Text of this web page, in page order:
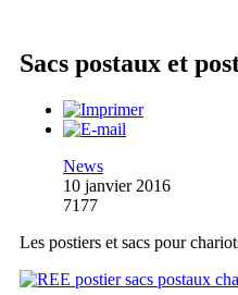
Sacs postaux et
News
10 janvier 2016
7177
Les postiers et sacs pour